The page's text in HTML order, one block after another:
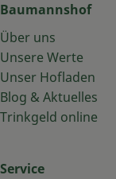
Baumannshof
Über uns
Unsere Werte
Unser Hofladen
Blog & Aktuelles
Trinkgeld online
Service